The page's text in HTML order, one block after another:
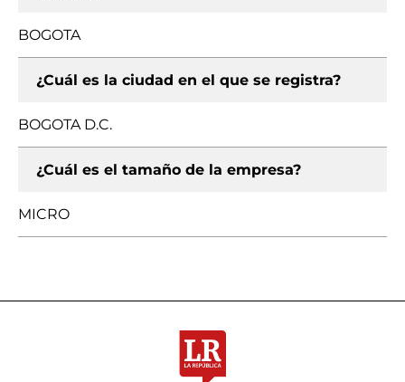
BOGOTA
¿Cuál es la ciudad en el que se registra?
BOGOTA D.C.
¿Cuál es el tamaño de la empresa?
MICRO